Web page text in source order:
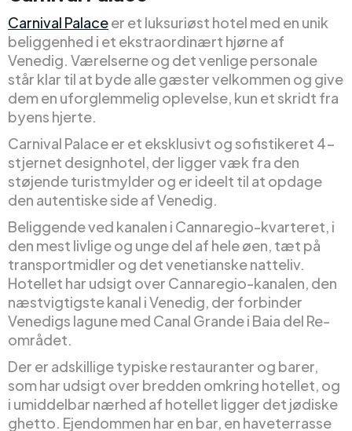
Carnival Palaceer et luksuriøst hotel med en unik
beliggenhed i et ekstraordinært hjørne af
Venedig. Værelserne og det venlige personale
står klar til at byde alle gæster velkommen og give
dem en uforglemmelig oplevelse, kun et skridt fra
byens hjerte.
Carnival Palace er et eksklusivt og sofistikeret 4-
stjernet designhotel, der ligger væk fra den
støjende turistmylder og er ideelt til at opdage
den autentiske side af Venedig.
Beliggende ved kanalen i Cannaregio-kvarteret, i
den mest livlige og unge del af hele øen, tæt på
transportmidler og det venetianske natteliv.
Hotellet har udsigt over Cannaregio-kanalen, den
næstvigtigste kanal i Venedig, der forbinder
Venedigs lagune med Canal Grande i Baia del Re-
området.
Der er adskillige typiske restauranter og barer,
som har udsigt over bredden omkring hotellet, og
i umiddelbar nærhed af hotellet ligger det jødiske
ghetto. Ejendommen har en bar, en haveterrasse